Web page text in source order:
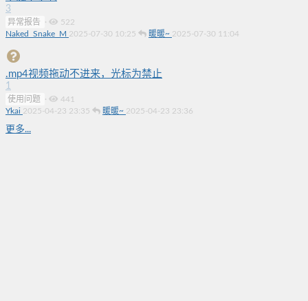
3
异常报告 ·
522
Naked_Snake_M 2025-07-30 10:25 暖暖~ 2025-07-30 11:04
.mp4视频拖动不进来，光标为禁止
1
使用问题 ·
441
Ykai 2025-04-23 23:35 暖暖~ 2025-04-23 23:36
更多...